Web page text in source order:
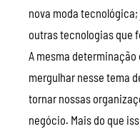
nova moda
outras tecnologias que
A mesma
mergulhar nesse tema
tornar nossas
negócio. Mais do que